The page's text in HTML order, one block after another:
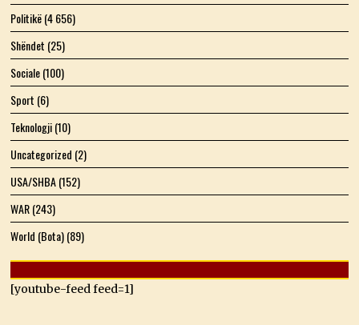
Politikë(4 656)
Shëndet (25)
Sociale(100)
Sport (6)
Teknologji(10)
Uncategorized (2)
USA/SHBA(152)
WAR(243)
World (Bota)(89)
[youtube-feed feed=1]